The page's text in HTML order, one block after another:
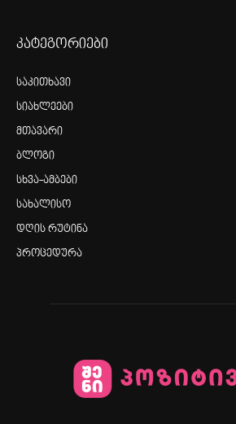
კატეგორიები
საკითხავი
სიახლეები
მთავარი
ბლოგი
სხვა-ამბები
სახალისო
დღის რუტინა
პროცედურა